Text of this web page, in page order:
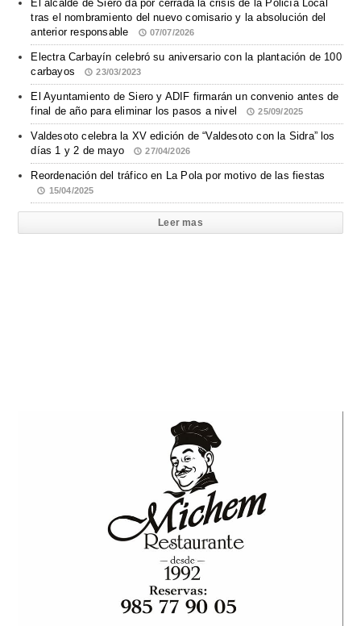
El alcalde de Siero da por cerrada la crisis de la Policía Local
tras el nombramiento del nuevo comisario y la absolución del
anterior responsable
07/07/2026
Electra Carbayín celebró su aniversario con la plantación de 100
carbayos
23/03/2023
El Ayuntamiento de Siero y ADIF firmarán un convenio antes de
final de año para eliminar los pasos a nivel
25/09/2025
Valdesoto celebra la XV edición de “Valdesoto con la Sidra” los
días 1 y 2 de mayo
27/04/2026
Reordenación del tráfico en La Pola por motivo de las fiestas
15/04/2025
Leer mas